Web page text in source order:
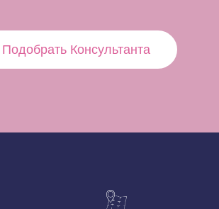
Подобрать Консультанта